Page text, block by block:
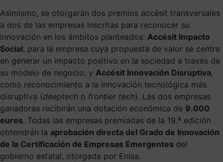
Asimismo, se otorgarán dos premios accésit transversales
a dos de las empresas inscritas para reconocer su
innovación en los ámbitos planteados: Accésit Impacto
Social, para la empresa cuya propuesta de valor se centre
en generar un impacto positivo en la sociedad a través de
su modelo de negocio, y Accésit Innovación Disruptiva,
como reconocimiento a la innovación tecnológica más
disruptiva (deeptech o frontier tech). Las dos empresas
ganadoras recibirán una dotación económica de 9.000
euros. Todas las empresas premiadas de la 19.ª edición
obtendrán la aprobación directa del Grado de Innovación
de la Certificación de Empresas Emergentes del
gobierno estatal, otorgada por Enisa.